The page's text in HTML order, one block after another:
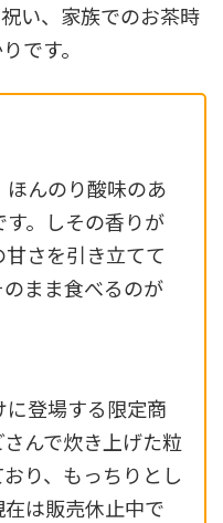
い、家族でのお茶時
です。
んのり酸味のあ
。しその香りが
さを引き立てて
まま食べるのが
登場する限定商
んで炊き上げた粒
り、もっちりとし
は販売休止中で